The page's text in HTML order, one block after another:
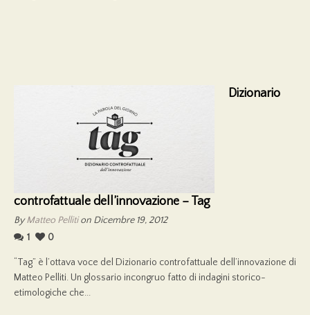
Dizionario
controfattuale dell’innovazione – Tag
ByMatteo Pellition Dicembre 19, 2012
1
0
“Tag” è l’ottava voce del Dizionario controfattuale dell’innovazione di
Matteo Pelliti. Un glossario incongruo fatto di indagini storico-
etimologiche che...